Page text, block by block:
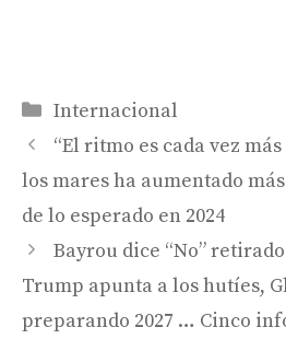
Categorías
Internacional
“El ritmo es cada vez
los mares ha aumentado
de lo esperado en 2024
Bayrou dice “No”
Trump apunta a los hutíes,
preparando 2027 … Cinco